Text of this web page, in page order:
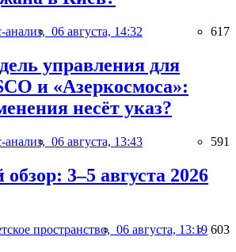
анализ, 06 августа, 14:32 617
управления для
и «Азеркосмоса»:
несёт указ?
анализ, 06 августа, 13:43 591
3–5 августа 2026
пространство, 06 августа, 13:19 603